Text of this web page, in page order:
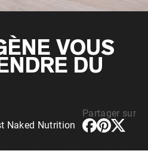
Protéines En Poudre
Meilleure Vente
de pois VOUS
DU
Naked Nutrition
Partager sur